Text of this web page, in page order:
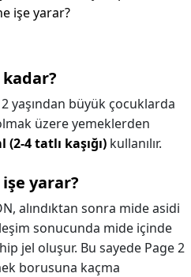
işe yarar?
kadar?
yaşından büyük çocuklarda
üzere yemeklerden
(2-4 tatlı kaşığı) kullanılır.
işe yarar?
alındıktan sonra mide asidi
sonucunda mide içinde
jel oluşur. Bu sayede Page 2
borusuna kaçma